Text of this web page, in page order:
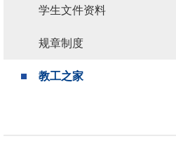
学生文件资料
规章制度
教工之家